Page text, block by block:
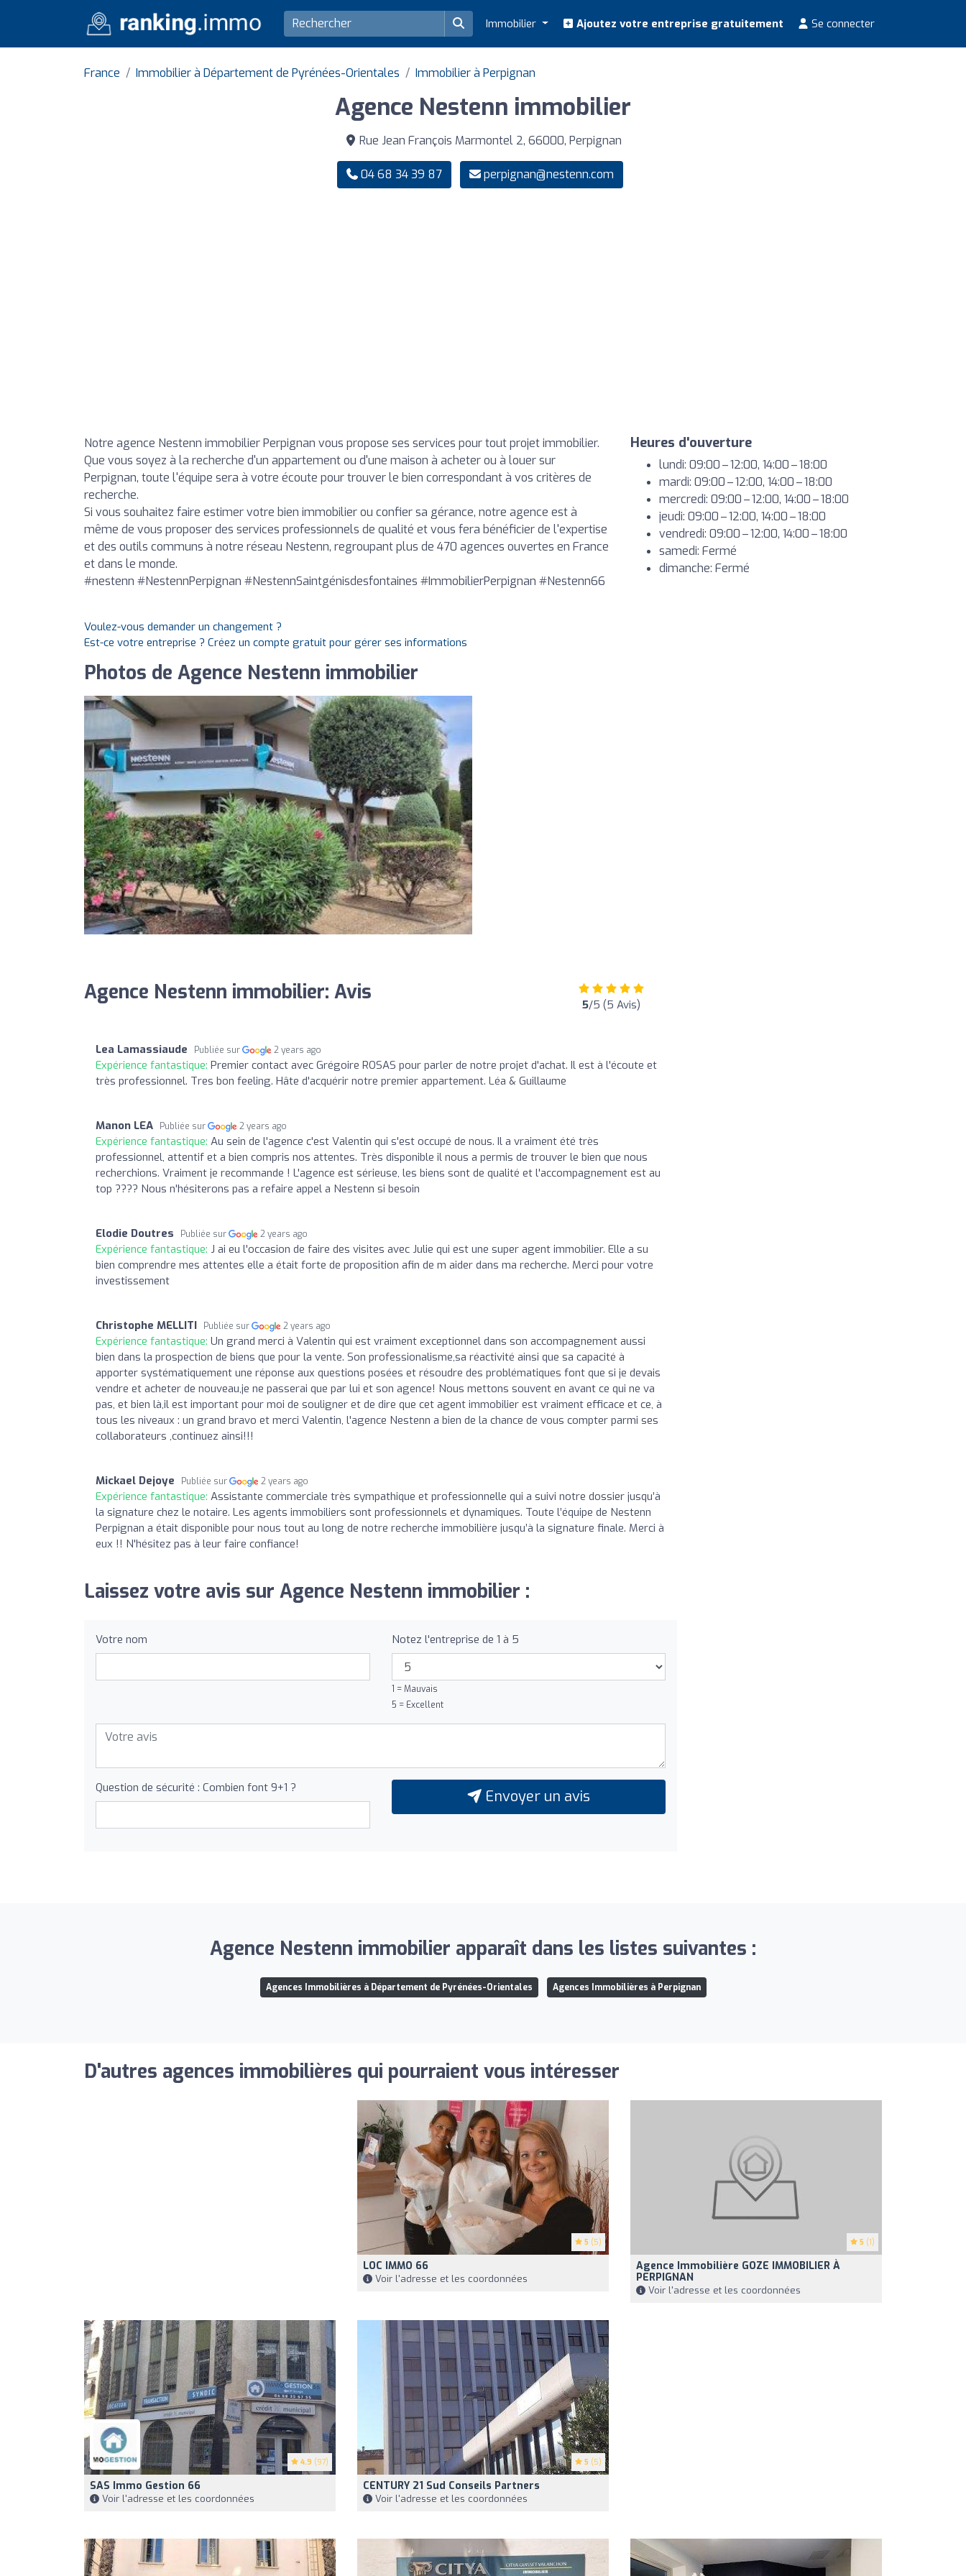
Immobilier Ajoutez votre entreprise gratuitement Se connecter
France Immobilier à Département de Pyrénées-Orientales Immobilier à Perpignan
Agence Nestenn immobilier
Rue Jean François Marmontel 2, 66000, Perpignan
04 68 34 39 87 perpignan@nestenn.com
Notre agence Nestenn immobilier Perpignan vous propose ses services pour tout projet immobilier.
Que vous soyez à la recherche d'un appartement ou d'une maison à acheter ou à louer sur
Perpignan, toute l'équipe sera à votre écoute pour trouver le bien correspondant à vos critères de
recherche.
Si vous souhaitez faire estimer votre bien immobilier ou confier sa gérance, notre agence est à
même de vous proposer des services professionnels de qualité et vous fera bénéficier de l'expertise
et des outils communs à notre réseau Nestenn, regroupant plus de 470 agences ouvertes en France
et dans le monde.
#nestenn #NestennPerpignan #NestennSaintgénisdesfontaines #ImmobilierPerpignan #Nestenn66
Heures d'ouverture
lundi: 09:00 – 12:00, 14:00 – 18:00
mardi: 09:00 – 12:00, 14:00 – 18:00
mercredi: 09:00 – 12:00, 14:00 – 18:00
jeudi: 09:00 – 12:00, 14:00 – 18:00
vendredi: 09:00 – 12:00, 14:00 – 18:00
samedi: Fermé
dimanche: Fermé
Voulez-vous demander un changement ?
Est-ce votre entreprise ? Créez un compte gratuit pour gérer ses informations
Photos de Agence Nestenn immobilier
Agence Nestenn immobilier: Avis 5/5 (5 Avis)
Lea Lamassiaude Publiée sur 2 years ago
Expérience fantastique: Premier contact avec Grégoire ROSAS pour parler de notre projet d'achat. Il est à l'écoute et
très professionnel. Tres bon feeling. Hâte d'acquérir notre premier appartement. Léa & Guillaume
Manon LEA Publiée sur 2 years ago
Expérience fantastique: Au sein de l'agence c'est Valentin qui s'est occupé de nous. Il a vraiment été très
professionnel, attentif et a bien compris nos attentes. Très disponible il nous a permis de trouver le bien que nous
recherchions. Vraiment je recommande ! L'agence est sérieuse, les biens sont de qualité et l'accompagnement est au
top ???? Nous n'hésiterons pas a refaire appel a Nestenn si besoin
Elodie Doutres Publiée sur 2 years ago
Expérience fantastique: J ai eu l'occasion de faire des visites avec Julie qui est une super agent immobilier. Elle a su
bien comprendre mes attentes elle a était forte de proposition afin de m aider dans ma recherche. Merci pour votre
investissement
Christophe MELLITI Publiée sur 2 years ago
Expérience fantastique: Un grand merci à Valentin qui est vraiment exceptionnel dans son accompagnement aussi
bien dans la prospection de biens que pour la vente. Son professionalisme,sa réactivité ainsi que sa capacité à
apporter systématiquement une réponse aux questions posées et résoudre des problématiques font que si je devais
vendre et acheter de nouveau,je ne passerai que par lui et son agence! Nous mettons souvent en avant ce qui ne va
pas, et bien là,il est important pour moi de souligner et de dire que cet agent immobilier est vraiment efficace et ce, à
tous les niveaux : un grand bravo et merci Valentin, l'agence Nestenn a bien de la chance de vous compter parmi ses
collaborateurs ,continuez ainsi!!!
Mickael Dejoye Publiée sur 2 years ago
Expérience fantastique: Assistante commerciale très sympathique et professionnelle qui a suivi notre dossier jusqu’à
la signature chez le notaire. Les agents immobiliers sont professionnels et dynamiques. Toute l’équipe de Nestenn
Perpignan a était disponible pour nous tout au long de notre recherche immobilière jusqu’à la signature finale. Merci à
eux !! N'hésitez pas à leur faire confiance!
Laissez votre avis sur Agence Nestenn immobilier :
Votre nom Notez l'entreprise de 1 à 5
1 = Mauvais
5 = Excellent
Question de sécurité : Combien font 9+1 ? Envoyer un avis
Agence Nestenn immobilier apparaît dans les listes suivantes :
Agences Immobilières à Département de Pyrénées-Orientales Agences Immobilières à Perpignan
D'autres agences immobilières qui pourraient vous intéresser
5 (5)
LOC IMMO 66
Voir l'adresse et les coordonnées
5 (1)
Agence Immobilière GOZE IMMOBILIER À
PERPIGNAN
Voir l'adresse et les coordonnées
4.9 (97)
SAS Immo Gestion 66
Voir l'adresse et les coordonnées
5 (5)
CENTURY 21 Sud Conseils Partners
Voir l'adresse et les coordonnées